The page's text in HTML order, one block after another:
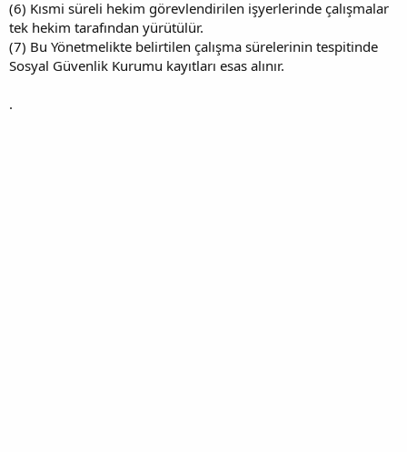
(6) Kısmi süreli hekim görevlendirilen işyerlerinde çalışmalar
tek hekim tarafından yürütülür.
(7) Bu Yönetmelikte belirtilen çalışma sürelerinin tespitinde
Sosyal Güvenlik Kurumu kayıtları esas alınır.
.